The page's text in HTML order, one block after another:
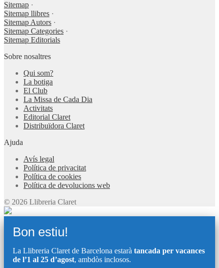
Sitemap ·
Sitemap llibres ·
Sitemap Autors ·
Sitemap Categories ·
Sitemap Editorials
Sobre nosaltres
Qui som?
La botiga
El Club
La Missa de Cada Dia
Activitats
Editorial Claret
Distribuïdora Claret
Ajuda
Avís legal
Política de privacitat
Política de cookies
Política de devolucions web
© 2026 Llibreria Claret
Bon estiu!
La Llibreria Claret de Barcelona estarà tancada per vacances
de l’1 al 25 d’agost, ambdòs inclosos.